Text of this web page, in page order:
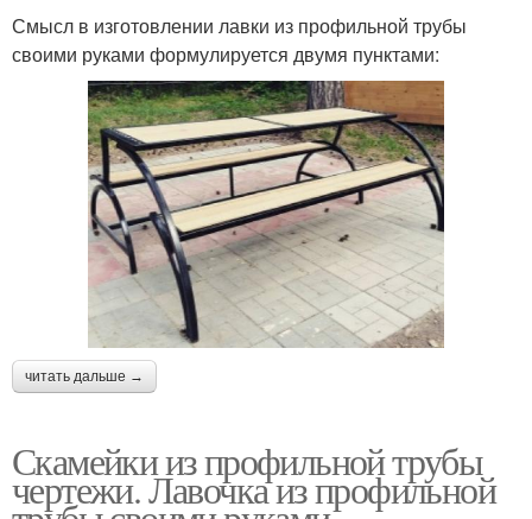
Смысл в изготовлении лавки из профильной трубы
своими руками формулируется двумя пунктами:
читать дальше →
Скамейки из профильной трубы
чертежи. Лавочка из профильной